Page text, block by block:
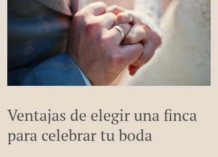
Ventajas de elegir una finca
para celebrar tu boda